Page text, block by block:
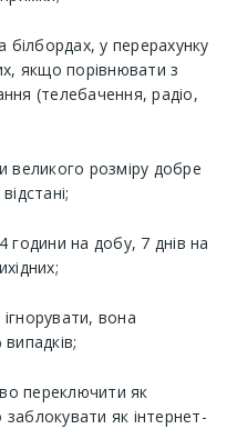
білбордах, у перерахунку
якщо порівнювати з
(телебачення, радіо,
великого розміру добре
на добу, 7 днів на
вона
переключити як
як інтернет-